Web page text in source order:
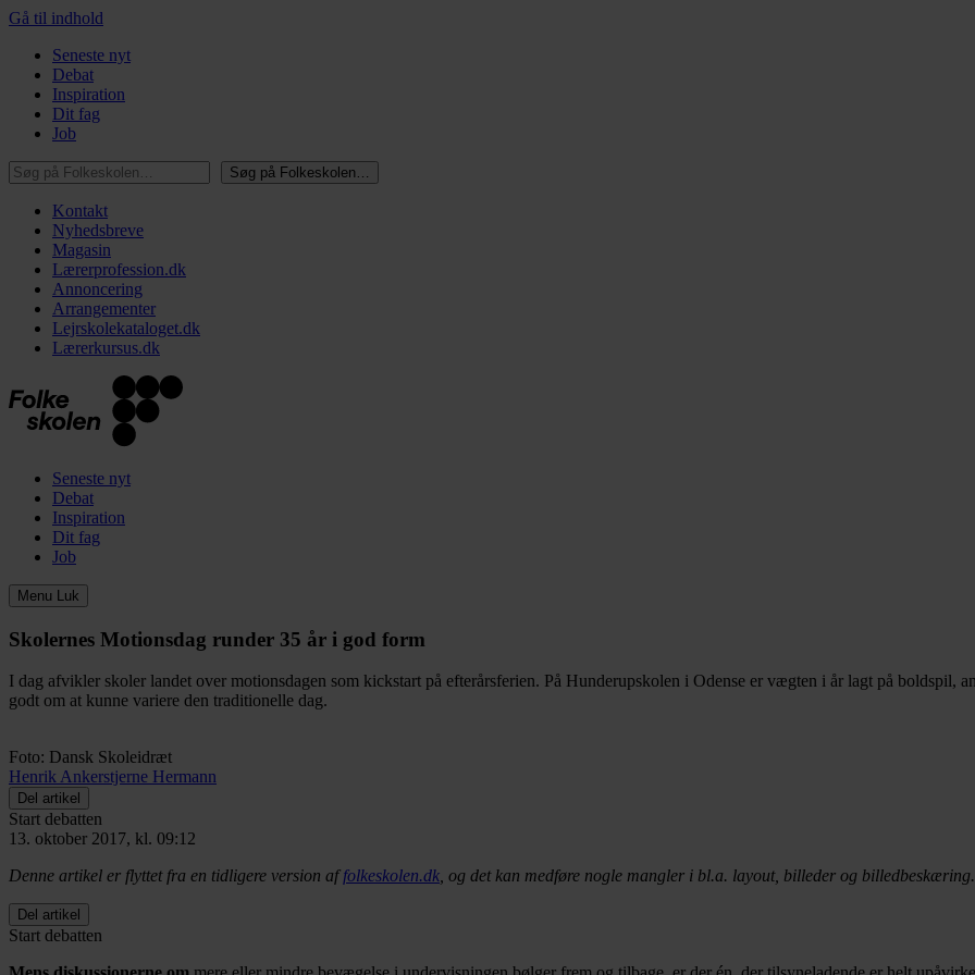
Gå til indhold
Seneste nyt
Debat
Inspiration
Dit fag
Job
Søg på Folkeskolen…
Søg på Folkeskolen…
Kontakt
Nyhedsbreve
Magasin
Lærerprofession.dk
Annoncering
Arrangementer
Lejrskolekataloget.dk
Lærerkursus.dk
Seneste nyt
Debat
Inspiration
Dit fag
Job
Menu Luk
Skolernes Motionsdag runder 35 år i god form
I dag afvikler skoler landet over motionsdagen som kickstart på efterårsferien. På Hunderupskolen i Odense er vægten i år lagt på boldspil,
godt om at kunne variere den traditionelle dag.
Foto: Dansk Skoleidræt
Henrik Ankerstjerne Hermann
Del artikel
Start debatten
13. oktober 2017, kl. 09:12
Denne artikel er flyttet fra en tidligere version affolkeskolen.dk, og det kan medføre nogle mangler i bl.a. layout, billeder og billedbeskæring.
Del artikel
Start debatten